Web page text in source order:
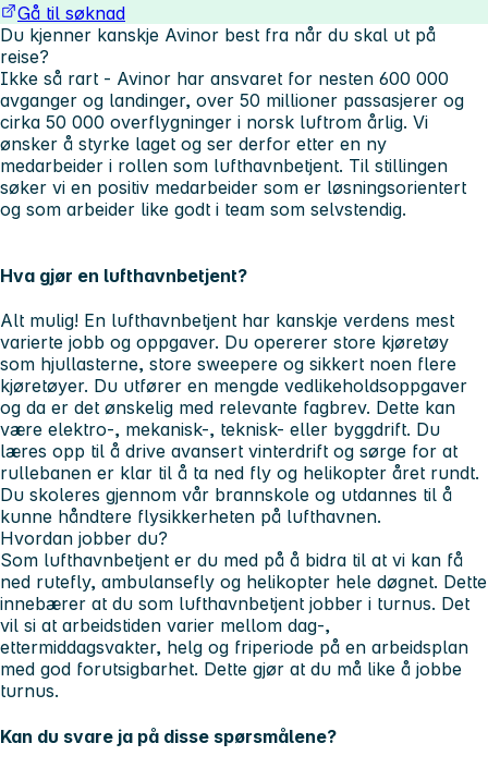
Gå til søknad
Du kjenner kanskje Avinor best fra når du skal ut på
reise?
Ikke så rart - Avinor har ansvaret for nesten 600 000
avganger og landinger, over 50 millioner passasjerer og
cirka 50 000 overflygninger i norsk luftrom årlig. Vi
ønsker å styrke laget og ser derfor etter en ny
medarbeider i rollen som lufthavnbetjent. Til stillingen
søker vi en positiv medarbeider som er løsningsorientert
og som arbeider like godt i team som selvstendig.
Hva gjør en lufthavnbetjent?
Alt mulig! En lufthavnbetjent har kanskje verdens mest
varierte jobb og oppgaver. Du opererer store kjøretøy
som hjullasterne, store sweepere og sikkert noen flere
kjøretøyer. Du utfører en mengde vedlikeholdsoppgaver
og da er det ønskelig med relevante fagbrev. Dette kan
være elektro-, mekanisk-, teknisk- eller byggdrift. Du
læres opp til å drive avansert vinterdrift og sørge for at
rullebanen er klar til å ta ned fly og helikopter året rundt.
Du skoleres gjennom vår brannskole og utdannes til å
kunne håndtere flysikkerheten på lufthavnen.
Hvordan jobber du?
Som lufthavnbetjent er du med på å bidra til at vi kan få
ned rutefly, ambulansefly og helikopter hele døgnet. Dette
innebærer at du som lufthavnbetjent jobber i turnus. Det
vil si at arbeidstiden varier mellom dag-,
ettermiddagsvakter, helg og friperiode på en arbeidsplan
med god forutsigbarhet. Dette gjør at du må like å jobbe
turnus.
Kan du svare ja på disse spørsmålene?